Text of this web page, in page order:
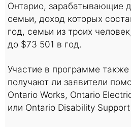
Онтарио, зарабатывающие
семьи, доход которых
год, семьи из троих
до $73 501 в год.
Участие в программе также
получают ли заявители
Ontario Works, Ontario
или Ontario Disability